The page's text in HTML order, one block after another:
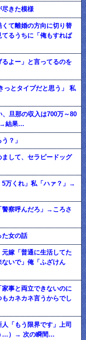
尽きた模様
て離婚の方向に切り替
るうちに「俺もすれば
よー」と言ってるのを
っとタイプだと思う」 私
旦那の収入は700万～80
→結果…
？」
して、セラピードッグ
5万くれ」私「ハァ？」→
警察呼んだろ」→ころさ
た女の話
嫁「普通に生活してた
いで」俺「ふざけん
事と両立できないのに
カネカネ言うからでし
「もう限界です」上司
う…）→ 次の瞬間…